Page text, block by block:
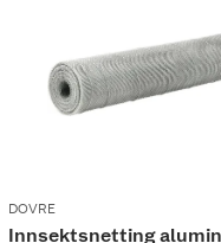
DOVRE
Innsektsnetting